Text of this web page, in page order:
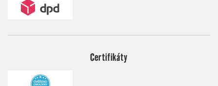
Certifikáty